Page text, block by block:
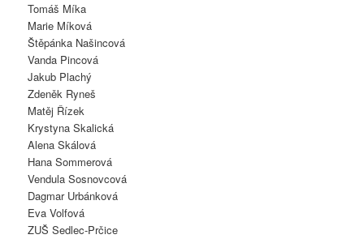
Tomáš Míka
Marie Míková
Štěpánka Našincová
Vanda Pincová
Jakub Plachý
Zdeněk Ryneš
Matěj Řízek
Krystyna Skalická
Alena Skálová
Hana Sommerová
Vendula Sosnovcová
Dagmar Urbánková
Eva Volfová
ZUŠ Sedlec-Prčice